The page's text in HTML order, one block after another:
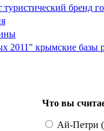
бренд
2011" крымские базы
Что вы
Ай-Петри